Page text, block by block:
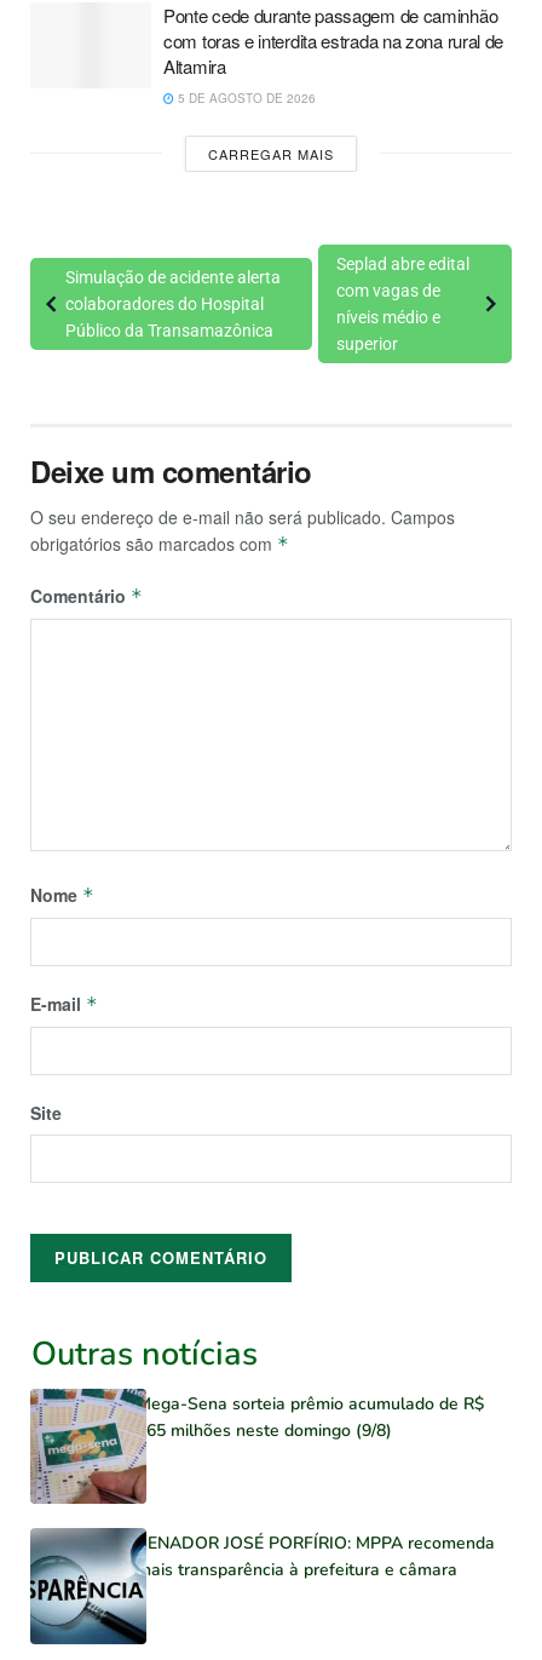
Ponte cede durante passagem de caminhão
com toras e interdita estrada na zona rural de
Altamira
5 DE AGOSTO DE 2026
CARREGAR MAIS
Simulação de acidente alerta
colaboradores do Hospital
Público da Transamazônica
Seplad abre edital
com vagas de
níveis médio e
superior
Deixe um comentário
O seu endereço de e-mail não será publicado. Campos
obrigatórios são marcados com *
Comentário *
Nome *
E-mail *
Site
Outras notícias
Mega-Sena sorteia prêmio acumulado de R$
165 milhões neste domingo (9/8)
SENADOR JOSÉ PORFÍRIO: MPPA recomenda
mais transparência à prefeitura e câmara